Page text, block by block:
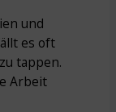
und
es oft
tappen.
Arbeit